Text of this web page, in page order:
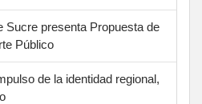
Sucre presenta Propuesta de
Público
de la identidad regional,